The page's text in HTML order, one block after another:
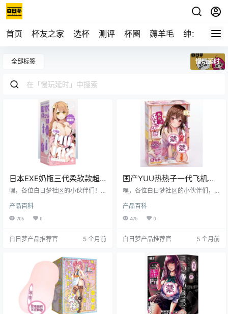
首页 杯友之家 选杯 测评 杯圈 薅羊毛 绅士 视频
全部标签 慢玩延时
日本EXE奶瓶三代柔软款超
柔软体验飞机杯测评报告
嘿，各位白日梦社区的小伙伴们！
品牌的奶瓶三代柔软款飞机杯。这
玩意儿可是让我眼前一亮，接下来
产品百科
706 0
白日梦产品推荐官 5 个月前
国产YUU热热子一代飞机杯
测评报告
嘿，各位白日梦社区的小伙伴们，
产YUU品牌的热热子一代飞机杯测
评。这款飞机杯号称是“温柔的拥
产品百科
475 0
白日梦产品推荐官 5 个月前